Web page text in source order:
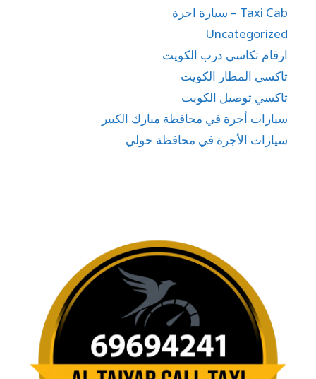
Taxi Cab – سيارة اجرة
Uncategorized
ارقام تكاسي درب الكويت
تاكسي المطار الكويت
تاكسي توصيل الكويت
سيارات أجرة في محافظة مبارك الكبير
سيارات الأجرة في محافظة حولي